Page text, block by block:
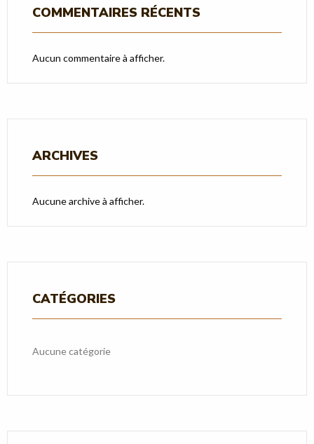
COMMENTAIRES RÉCENTS
Aucun commentaire à afficher.
ARCHIVES
Aucune archive à afficher.
CATÉGORIES
Aucune catégorie